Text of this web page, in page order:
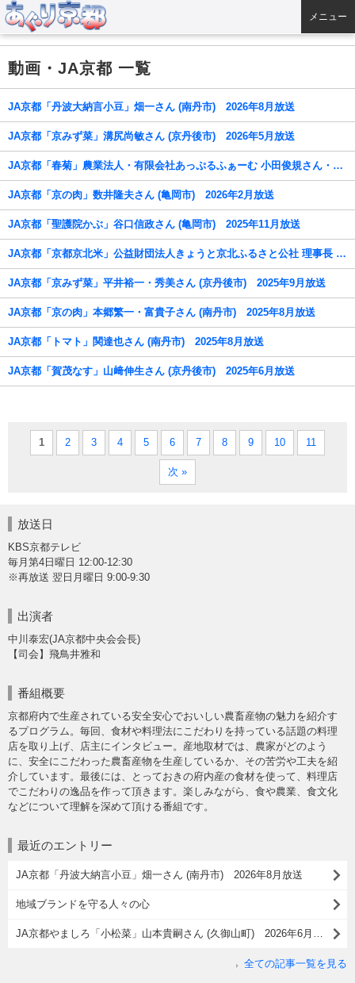
メニュー
動画・JA京都 一覧
JA京都「丹波大納言小豆」畑一さん (南丹市) 2026年8月放送
JA京都「京みず菜」溝尻尚敏さん (京丹後市) 2026年5月放送
JA京都「春菊」農業法人・有限会社あっぷるふぁーむ 小田俊規さん・中谷忠史さん (与謝野町) 2026年3月放送
JA京都「京の肉」数井隆夫さん (亀岡市) 2026年2月放送
JA京都「聖護院かぶ」谷口信政さん (亀岡市) 2025年11月放送
JA京都「京都京北米」公益財団法人きょうと京北ふるさと公社 理事長 久保和平さん (右京区) 2025年11月放送
JA京都「京みず菜」平井裕一・秀美さん (京丹後市) 2025年9月放送
JA京都「京の肉」本郷繁一・富貴子さん (南丹市) 2025年8月放送
JA京都「トマト」関達也さん (南丹市) 2025年8月放送
JA京都「賀茂なす」山﨑伸生さん (京丹後市) 2025年6月放送
1 2 3 4 5 6 7 8 9 10 11
次 »
放送日
KBS京都テレビ
毎月第4日曜日 12:00-12:30
※再放送 翌日月曜日 9:00-9:30
出演者
中川泰宏(JA京都中央会会長)
【司会】飛鳥井雅和
番組概要
京都府内で生産されている安全安心でおいしい農畜産物の魅力を紹介す
るプログラム。毎回、食材や料理法にこだわりを持っている話題の料理
店を取り上げ、店主にインタビュー。産地取材では、農家がどのよう
に、安全にこだわった農畜産物を生産しているか、その苦労や工夫を紹
介しています。最後には、とっておきの府内産の食材を使って、料理店
でこだわりの逸品を作って頂きます。楽しみながら、食や農業、食文化
などについて理解を深めて頂ける番組です。
最近のエントリー
JA京都「丹波大納言小豆」畑一さん (南丹市) 2026年8月放送
地域ブランドを守る人々の心
JA京都やましろ「小松菜」山本貴嗣さん (久御山町) 2026年6月放送
全ての記事一覧を見る